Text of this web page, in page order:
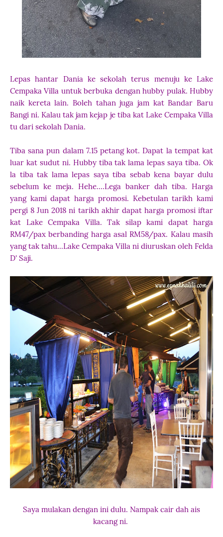
Lepas hantar Dania ke sekolah terus menuju ke Lake
Cempaka Villa untuk berbuka dengan hubby pulak. Hubby
naik kereta lain. Boleh tahan juga jam kat Bandar Baru
Bangi ni. Kalau tak jam kejap je tiba kat Lake Cempaka Villa
tu dari sekolah Dania.
Tiba sana pun dalam 7.15 petang kot. Dapat la tempat kat
luar kat sudut ni. Hubby tiba tak lama lepas saya tiba. Ok
la tiba tak lama lepas saya tiba sebab kena bayar dulu
sebelum ke meja. Hehe....Lega banker dah tiba. Harga
yang kami dapat harga promosi. Kebetulan tarikh kami
pergi 8 Jun 2018 ni tarikh akhir dapat harga promosi iftar
kat Lake Cempaka Villa. Tak silap kami dapat harga
RM47/pax berbanding harga asal RM58/pax. Kalau masih
yang tak tahu...Lake Cempaka Villa ni diuruskan oleh Felda
D' Saji.
Saya mulakan dengan ini dulu. Nampak cair dah ais
kacang ni.